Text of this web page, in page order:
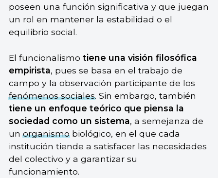
poseen una función significativa y que juegan
un rol en mantener la estabilidad o el
equilibrio social.
El funcionalismo tiene una visión filosófica
empirista, pues se basa en el trabajo de
campo y la observación participante de los
fenómenos sociales. Sin embargo, también
tiene un enfoque teórico que piensa la
sociedad como un sistema, a semejanza de
unorganismobiológico, en el que cada
institución tiende a satisfacer las necesidades
del colectivo y a garantizar su
funcionamiento.